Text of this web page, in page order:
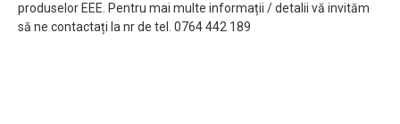
produselor EEE. Pentru mai multe informații / detalii vă invităm
să ne contactați la nr de tel. 0764 442 189